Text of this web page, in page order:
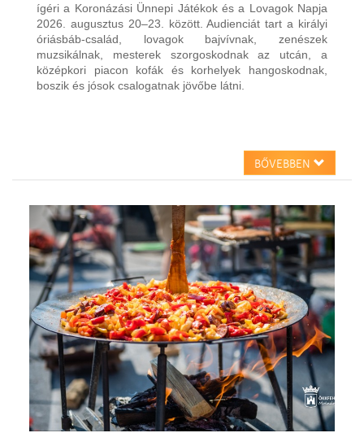
ígéri a Koronázási Ünnepi Játékok és a Lovagok Napja
2026. augusztus 20–23. között. Audienciát tart a királyi
óriásbáb-család, lovagok bajvívnak, zenészek
muzsikálnak, mesterek szorgoskodnak az utcán, a
középkori piacon kofák és korhelyek hangoskodnak,
boszik és jósok csalogatnak jövőbe látni.
BŐVEBBEN